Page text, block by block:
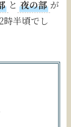
と 夜の部 が
時半頃でし